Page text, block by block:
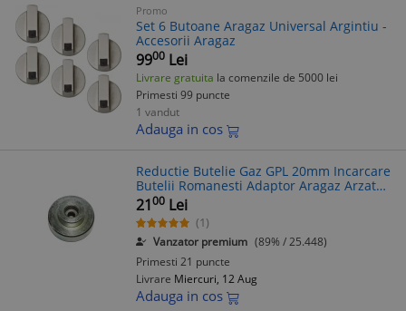
Promo
Set 6 Butoane Aragaz Universal Argintiu -
Accesorii Aragaz
9900 Lei
Livrare gratuita la comenzile de 5000 lei
Primesti 99 puncte
1 vandut
Adauga in cos
Reductie Butelie Gaz GPL 20mm Incarcare
Butelii Romanesti Adaptor Aragaz Arzator
Camping
2100 Lei
(1)
Vanzator premium (89% / 25.448)
Primesti 21 puncte
Livrare Miercuri, 12 Aug
Adauga in cos